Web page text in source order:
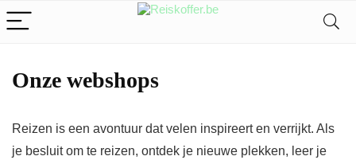
Onze webshops
Reizen is een avontuur dat velen inspireert en verrijkt. Als
je besluit om te reizen, ontdek je nieuwe plekken, leer je